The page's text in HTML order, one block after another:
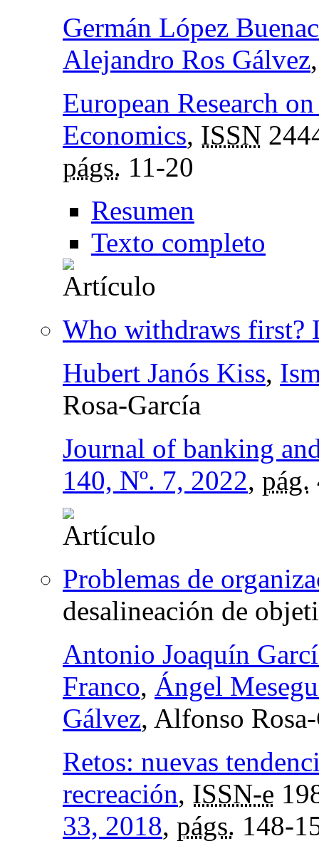
Germán López
Alejandro Ros Gálvez
European Research
Economics, ISSN
págs. 11-20
Resumen
Texto completo
Who withdraws first?
Hubert Janós Kiss,
Rosa-García
Journal of banking
140, Nº. 7, 2022, pág.
Problemas de
desalineación de
Antonio Joaquín
Franco, Ángel
Gálvez, Alfonso
Retos: nuevas
recreación, ISSN-e
33, 2018, págs. 148-